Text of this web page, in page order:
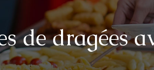
de dragées